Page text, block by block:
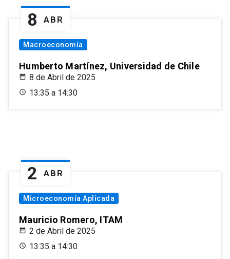
8 ABR
Macroeconomía
Humberto Martínez, Universidad de Chile
8 de Abril de 2025
13:35 a 14:30
2 ABR
Microeconomía Aplicada
Mauricio Romero, ITAM
2 de Abril de 2025
13:35 a 14:30